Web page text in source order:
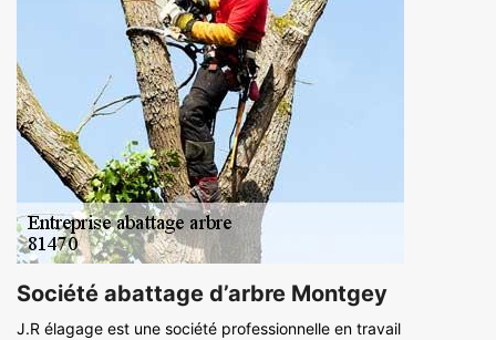
Société abattage d’arbre Montgey
J.R élagage est une société professionnelle en travail